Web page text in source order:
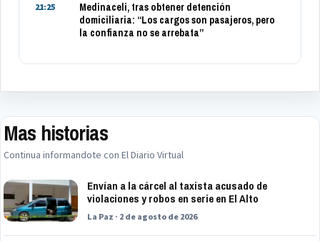
21:25
Medinaceli, tras obtener detención
domiciliaria: “Los cargos son pasajeros, pero
la confianza no se arrebata”
Mas historias
Continua informandote con El Diario Virtual
Envían a la cárcel al taxista acusado de
violaciones y robos en serie en El Alto
La Paz · 2 de agosto de 2026